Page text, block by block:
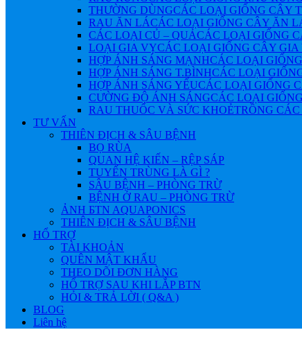
THƯỜNG DÙNGCÁC LOẠI GIỐNG CÂY
RAU ĂN LÁCÁC LOẠI GIỐNG CÂY ĂN
CÁC LOẠI CỦ – QUẢCÁC LOẠI GIỐNG
LOẠI GIA VỴCÁC LOẠI GIỐNG CÂY GIA
HỢP ÁNH SÁNG MẠNHCÁC LOẠI
HỢP ÁNH SÁNG T.BÌNHCÁC LOẠI
HỢP ÁNH SÁNG YẾUCÁC LOẠI GIỐNG
CƯỜNG ĐỘ ÁNH SÁNGCÁC LOẠI
RAU THUỐC VÀ SỨC KHOẺTRỒNG
TƯ VẤN
THIÊN ĐỊCH & SÂU BỆNH
BỌ RÙA
QUAN HỆ KIẾN – RỆP SÁP
TUYẾN TRÙNG LÀ GÌ ?
SÂU BỆNH – PHÒNG TRỪ
BỆNH Ở RAU – PHÒNG TRỪ
ẢNH БTN AQUAPONICS
THIÊN ĐỊCH & SÂU BỆNH
HỔ TRỢ
TÀI KHOẢN
QUÊN MẬT KHẨU
THEO DÕI ĐƠN HÀNG
HỔ TRỢ SAU KHI LẮP BTN
HỎI & TRẢ LỜI ( Q&A )
BLOG
Liên hệ